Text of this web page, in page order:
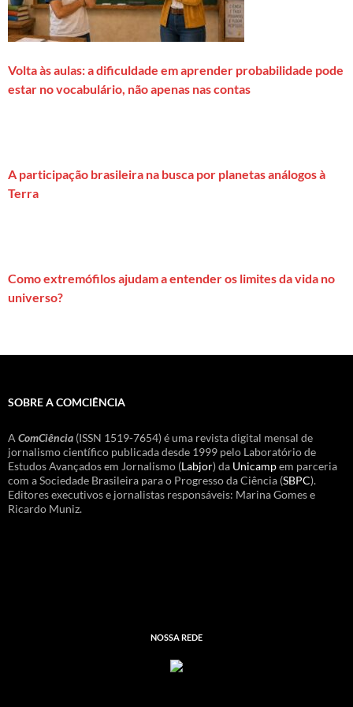
Volta às aulas: a dificuldade em aprender probabilidade pode
estar no vocabulário, não apenas nas contas
A participação brasileira na busca por planetas análogos à
Terra
Como extremófilos ajudam a entender os limites da vida no
universo?
SOBRE A COMCIÊNCIA
A ComCiência (ISSN 1519-7654) é uma revista digital mensal de
jornalismo científico publicada desde 1999 pelo Laboratório de
Estudos Avançados em Jornalismo (Labjor) da Unicampem parceria
com a Sociedade Brasileira para o Progresso da Ciência (SBPC).
Editores executivos e jornalistas responsáveis: Marina Gomes e
Ricardo Muniz.
NOSSA REDE